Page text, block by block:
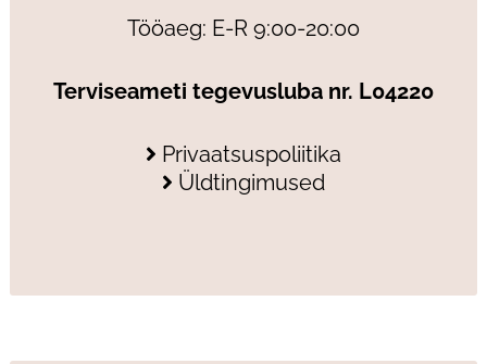
Tööaeg: E-R 9:00-20:00
Terviseameti tegevusluba nr. L04220
Privaatsuspoliitika
Üldtingimused